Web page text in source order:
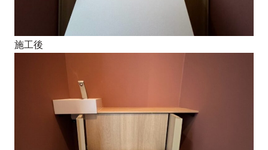
施工後